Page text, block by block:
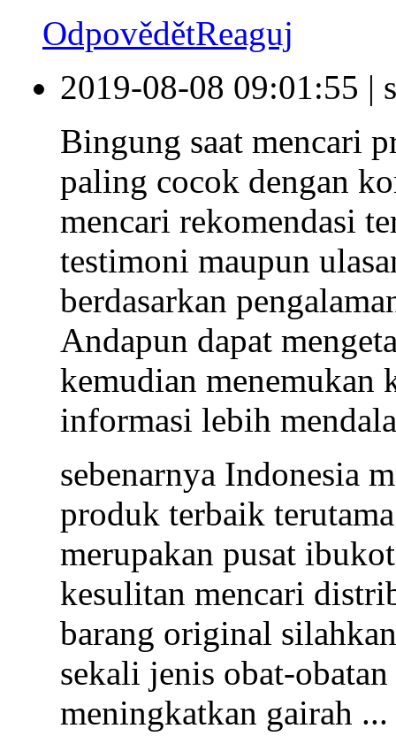
OdpovědětReaguj
2019-08-08 09:01:55 |
Bingung saat mencari
paling cocok dengan
mencari rekomendasi
testimoni maupun
berdasarkan
Andapun dapat
kemudian menemukan
informasi lebih
sebenarnya Indonesia
produk terbaik
merupakan pusat
kesulitan mencari
barang original
sekali jenis obat-
meningkatkan gairah ...